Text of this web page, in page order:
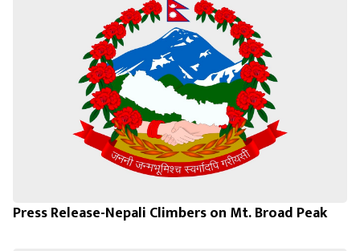
Press Release-Nepali Climbers on Mt. Broad Peak